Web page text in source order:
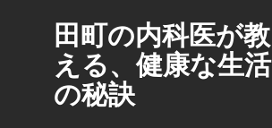
田町の内科医が教
える、健康な生活
の秘訣